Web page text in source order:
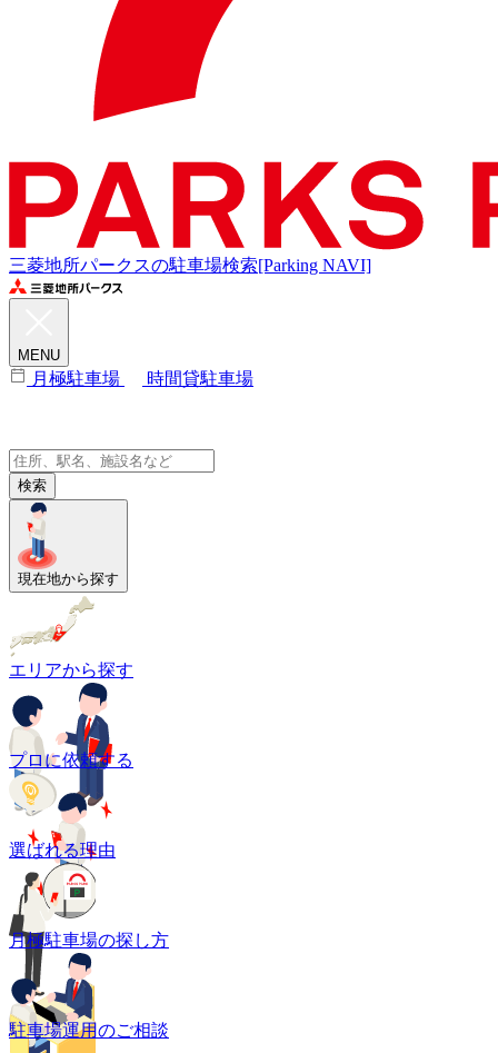
三菱地所パークスの駐車場検索[Parking NAVI]
MENU
月極駐車場 時間貸駐車場
検索
現在地から探す
エリアから探す
プロに依頼する
選ばれる理由
月極駐車場の探し方
駐車場運用のご相談